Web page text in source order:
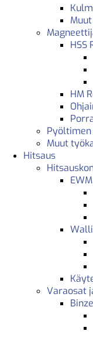
HSS
HM
Muut
Hitsaus
EWM
Varaosat